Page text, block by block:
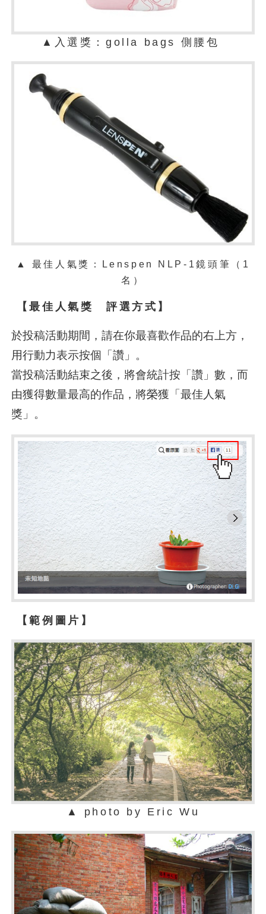
▲ 入選獎：golla bags 側腰包
▲ 最佳人氣獎：
Lenspen NLP-1鏡頭筆（1
名）
【最佳人氣獎 評選方式】
於投稿活動期間，請在你最喜歡作品的右上方，
用行動力表示按個「讚」。
當投稿活動結束之後，將會統計按「讚」數，而
由獲得數量最高的作品，將榮獲「最佳人氣
獎」。
【範例圖片】
▲ photo by Eric Wu